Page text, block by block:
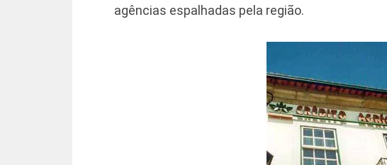
agências espalhadas pela região.